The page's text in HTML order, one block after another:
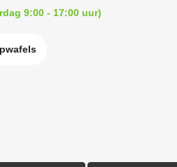
9:00 - 17:00 uur)